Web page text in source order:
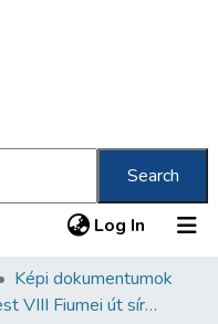
Search
Log In (current)
Képi dokumentumok
Budapest VIII Fiumei út sírkert 2. rész